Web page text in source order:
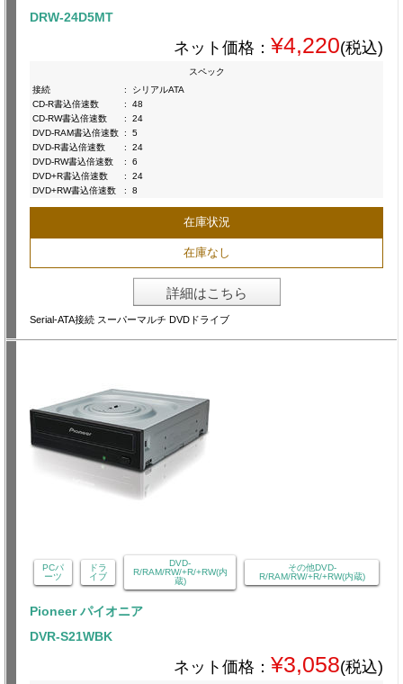
DRW-24D5MT
ネット価格： ¥4,220(税込)
スペック
接続
:
シリアルATA
CD-R書込倍速数
:
48
CD-RW書込倍速数
:
24
DVD-RAM書込倍速数 :
5
DVD-R書込倍速数
:
24
DVD-RW書込倍速数
:
6
DVD+R書込倍速数
:
24
DVD+RW書込倍速数
: 8
在庫状況
在庫なし
詳細はこちら
Serial-ATA接続 スーパーマルチ DVDドライブ
PCパ
ーツ
ドラ
イブ
DVD-
R/RAM/RW/+R/+RW(内
蔵)
その他DVD-
R/RAM/RW/+R/+RW(内蔵)
Pioneer パイオニア
DVR-S21WBK
ネット価格： ¥3,058(税込)